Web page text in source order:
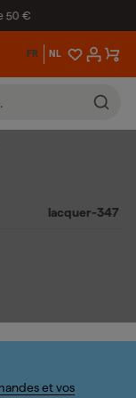
50 €
FR NL
lacquer-347
et vos